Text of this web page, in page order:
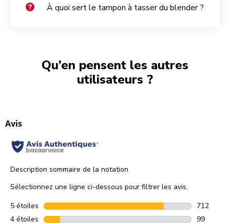
À quoi sert le tampon à tasser du blender ?
Qu’en pensent les autres
utilisateurs ?